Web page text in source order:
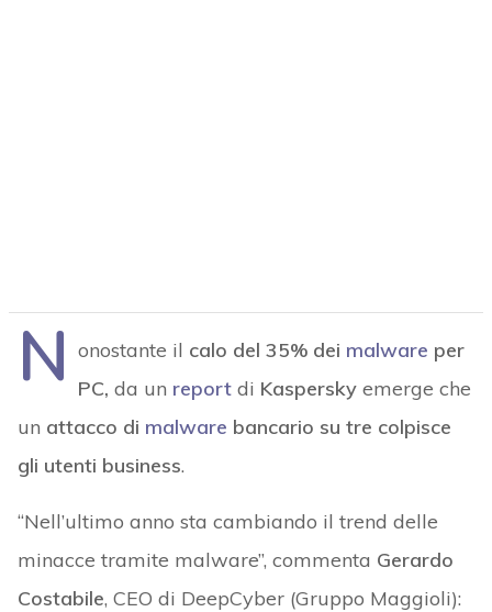
N onostante il calo del 35% dei malware per
PC, da un reportdi Kasperskyemerge che
un attacco di malware bancario su tre colpisce
gli utenti business.
“Nell’ultimo anno sta cambiando il trend delle
minacce tramite malware”, commenta Gerardo
Costabile, CEO di DeepCyber (Gruppo Maggioli):